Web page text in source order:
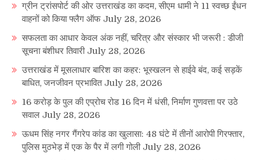
ग्रीन ट्रांसपोर्ट की ओर उत्तराखंड का कदम, सीएम धामी ने 11 स्वच्छ ईंधन
वाहनों को किया फ्लैग ऑफ July 28, 2026
सफलता का आधार केवल अंक नहीं, चरित्र और संस्कार भी जरूरी : डीजी
सूचना बंशीधर तिवारी July 28, 2026
उत्तराखंड में मूसलाधार बारिश का कहर: भूस्खलन से हाईवे बंद, कई सड़कें
बाधित, जनजीवन प्रभावित July 28, 2026
16 करोड़ के पुल की एप्रोच रोड 16 दिन में धंसी, निर्माण गुणवत्ता पर उठे
सवाल July 28, 2026
ऊधम सिंह नगर गैंगरेप कांड का खुलासा: 48 घंटे में तीनों आरोपी गिरफ्तार,
पुलिस मुठभेड़ में एक के पैर में लगी गोली July 28, 2026